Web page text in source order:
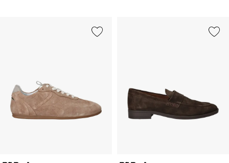
Add to Wishlist Add to